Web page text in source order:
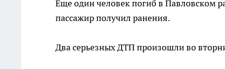
Еще один человек погиб в Павловском
пассажир получил ранения.
Два серьезных ДТП произошли во